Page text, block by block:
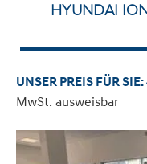
HYUNDAI
UNSER PREIS FÜR
MwSt. ausweisbar